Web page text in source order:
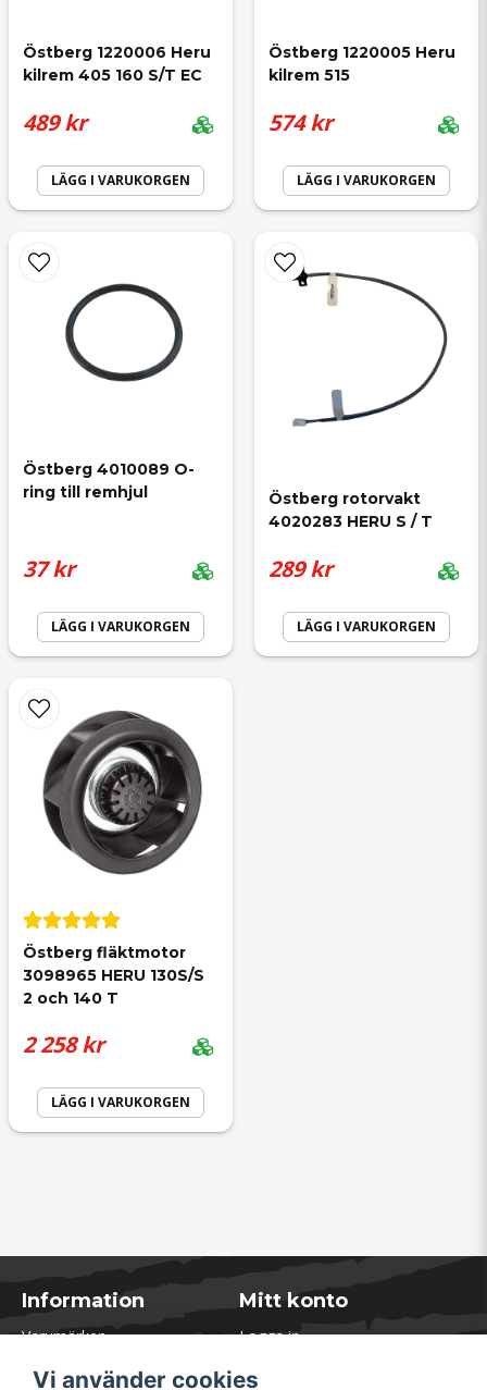
Ja, ni får publicera min fråga
Östberg 1220006 Heru
kilrem 405 160 S/T EC
489 kr
LÄGG I VARUKORGEN
Östberg 1220005 Heru
kilrem 515
574 kr
LÄGG I VARUKORGEN
Östberg 4010089 O-
ring till remhjul
37 kr
LÄGG I VARUKORGEN
Östberg rotorvakt
4020283 HERU S / T
289 kr
LÄGG I VARUKORGEN
Östberg fläktmotor
3098965 HERU 130S/S
2 och 140 T
2 258 kr
LÄGG I VARUKORGEN
Information
Varumärken
Kontakta oss
Mitt konto
Logga in
Glömt lösenord?
Vi använder cookies